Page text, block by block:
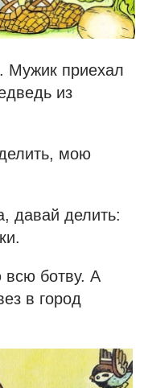
Мужик приехал
из
мою
делить:
ботву. А
в город